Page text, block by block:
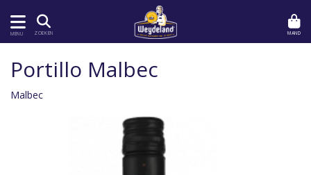
MENU ZOEKEN MAND
Portillo Malbec
Malbec